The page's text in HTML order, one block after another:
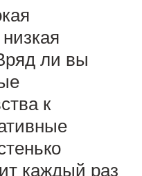
ли вы
к
каждый раз